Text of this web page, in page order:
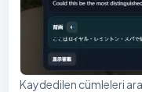
Kaydedilen cümleleri